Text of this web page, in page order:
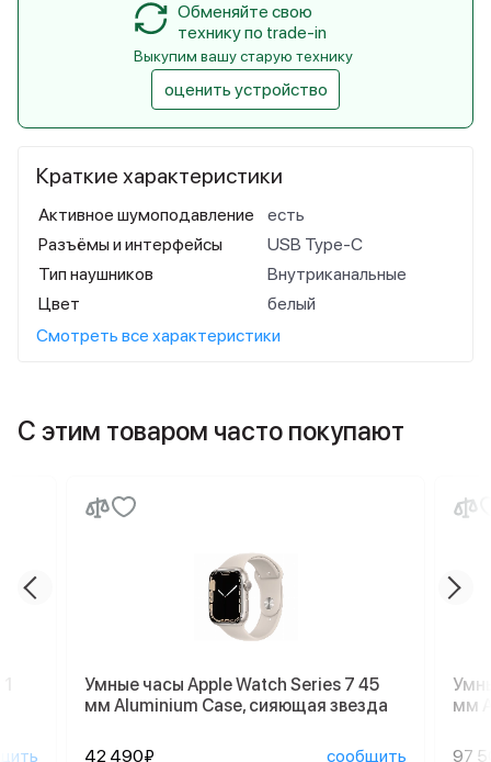
Краткие характеристики
Активное шумоподавление
есть
Разъёмы и интерфейсы
USB Type-C
Тип наушников
Внутриканальные
Цвет
белый
Смотреть все характеристики
Обменяйте свою
технику по trade-in
Выкупим вашу старую технику
оценить устройство
С этим товаром часто покупают
Умные часы Apple Watch Series 7 45
мм Aluminium Case, сияющая звезда
42 490₽ сообщить
мм
97